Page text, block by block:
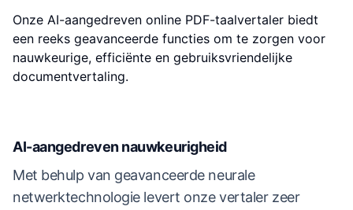
Onze AI-aangedreven online PDF-taalvertaler biedt
een reeks geavanceerde functies om te zorgen voor
nauwkeurige, efficiënte en gebruiksvriendelijke
documentvertaling.
AI-aangedreven nauwkeurigheid
Met behulp van geavanceerde neurale
netwerktechnologie levert onze vertaler zeer